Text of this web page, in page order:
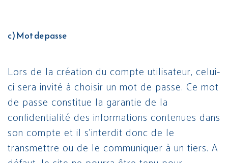
c) Mot de passe
Lors de la création du compte utilisateur, celui-
ci sera invité à choisir un mot de passe. Ce mot
de passe constitue la garantie de la
confidentialité des informations contenues dans
son compte et il s’interdit donc de le
transmettre ou de le communiquer à un tiers. A